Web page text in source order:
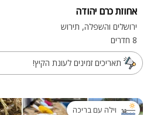
אחוזת כרם יהודה
ירושלים והשפלה, תירוש
8 חדרים
תאריכים זמינים לעונת הקיץ!
וילה עם בריכה